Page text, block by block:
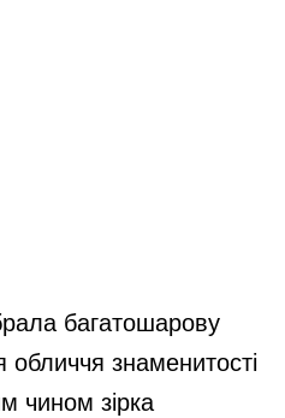
багатошарову
обличчя знаменитості
чином зірка